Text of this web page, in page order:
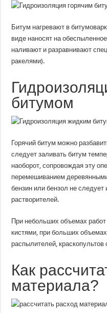
Битум нагревают в
виде наносят на
наливают и разравнивают
ракелями).
битумом
Горячий битум можно
следует заливать битум
наоборот, сопровождая эту
перемешиванием
бензин или бензол не следует
растворителей.
При небольших объемах
кистями, при больших
распылителей,
Как
материала?